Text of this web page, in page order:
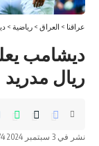
عراقنا > العراق > رياضية >
ديشامب
ريال مدريد
نشر في 3 سبتمبر 2024